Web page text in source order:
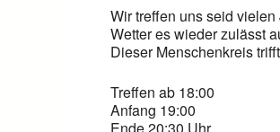
Wir treffen uns seid
Wetter es wieder zulässt
Dieser Menschenkreis
Treffen ab 18:00
Anfang 19:00
Ende 20:30 Uhr